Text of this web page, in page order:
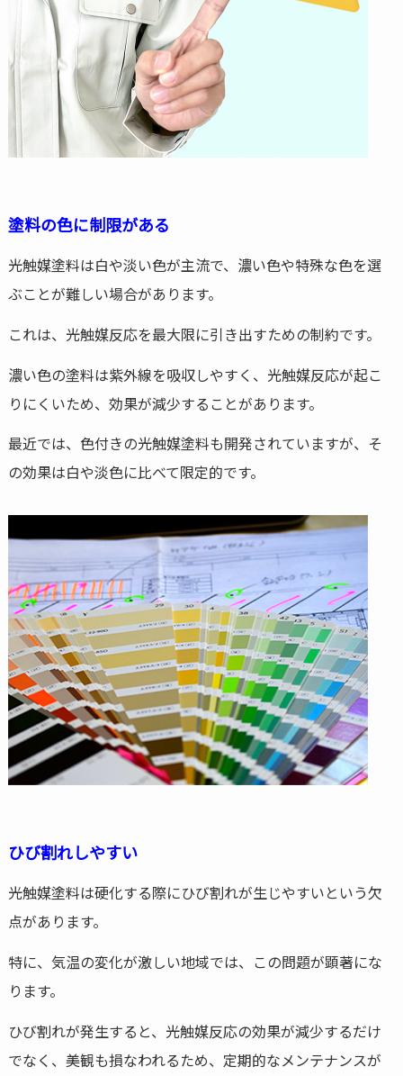
塗料の色に制限がある
光触媒塗料は白や淡い色が主流で、濃い色や特殊な色を選
ぶことが難しい場合があります。
これは、光触媒反応を最大限に引き出すための制約です。
濃い色の塗料は紫外線を吸収しやすく、光触媒反応が起こ
りにくいため、効果が減少することがあります。
最近では、色付きの光触媒塗料も開発されていますが、そ
の効果は白や淡色に比べて限定的です。
ひび割れしやすい
光触媒塗料は硬化する際にひび割れが生じやすいという欠
点があります。
特に、気温の変化が激しい地域では、この問題が顕著にな
ります。
ひび割れが発生すると、光触媒反応の効果が減少するだけ
でなく、美観も損なわれるため、定期的なメンテナンスが